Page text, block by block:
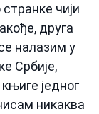
чији
друга
налазим у
Србије,
једног
никаква